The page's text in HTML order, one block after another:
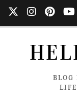
BLOG